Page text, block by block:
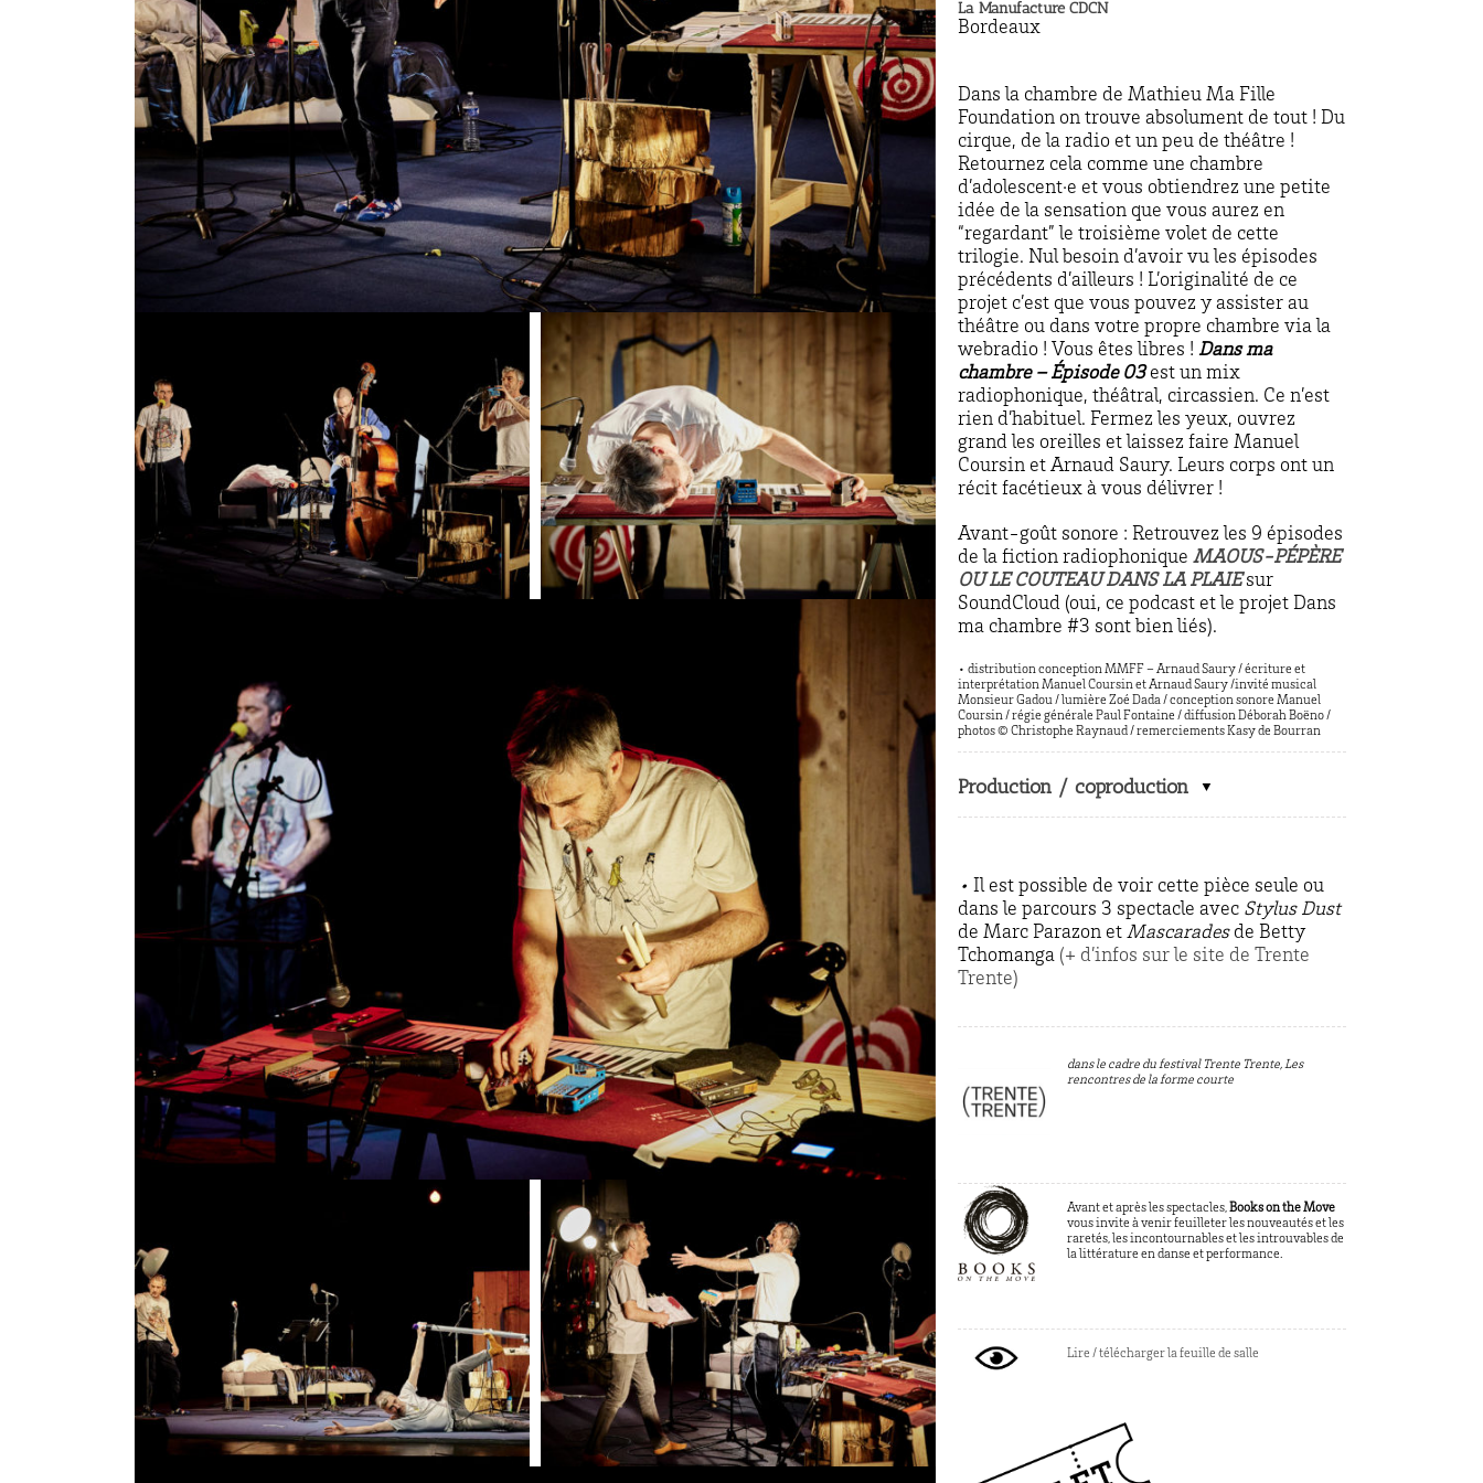
La Manufacture CDCN
Bordeaux
Dans la chambre de Mathieu Ma Fille
Foundation on trouve absolument de tout ! Du
cirque, de la radio et un peu de théâtre !
Retournez cela comme une chambre
d’adolescent·e et vous obtiendrez une petite
idée de la sensation que vous aurez en
“regardant” le troisième volet de cette
trilogie. Nul besoin d’avoir vu les épisodes
précédents d’ailleurs ! L’originalité de ce
projet c’est que vous pouvez y assister au
théâtre ou dans votre propre chambre via la
webradio ! Vous êtes libres ! Dans ma
chambre – Épisode 03est un mix
radiophonique, théâtral, circassien. Ce n’est
rien d’habituel. Fermez les yeux, ouvrez
grand les oreilles et laissez faire Manuel
Coursin et Arnaud Saury. Leurs corps ont un
récit facétieux à vous délivrer !
Avant-goût sonore : Retrouvez les 9 épisodes
de la fiction radiophonique MAOUS-PÉPÈRE
OU LE COUTEAU DANS LA PLAIEsur
SoundCloud (oui, ce podcast et le projet Dans
ma chambre #3 sont bien liés).
• distribution conception MMFF – Arnaud Saury / écriture et
interprétation Manuel Coursin et Arnaud Saury /invité musical
Monsieur Gadou / lumière Zoé Dada / conception sonore Manuel
Coursin / régie générale Paul Fontaine / diffusion Déborah Boëno /
photos © Christophe Raynaud / remerciements Kasy de Bourran
Production / coproduction
• Il est possible de voir cette pièce seule ou
dans le parcours 3 spectacle avec Stylus Dust
de Marc Parazon et Mascaradesde Betty
Tchomanga (+ d’infos sur le site de Trente
Trente)
dans le cadre du festival Trente Trente, Les
rencontres de la forme courte
Avant et après les spectacles,Books on the Move
vous invite à venir feuilleter les nouveautés et les
raretés, les incontournables et les introuvables de
la littérature en danse et performance.
Lire / télécharger la feuille de salle